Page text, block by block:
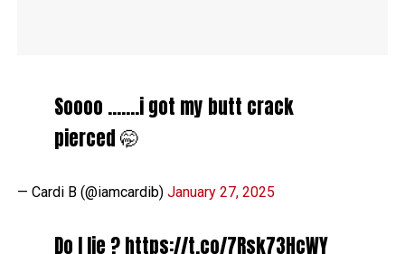
Soooo …….i got my butt crack
pierced 🤭
— Cardi B (@iamcardib) January 27, 2025
Do I lie ?https://t.co/7Rsk73HcWY